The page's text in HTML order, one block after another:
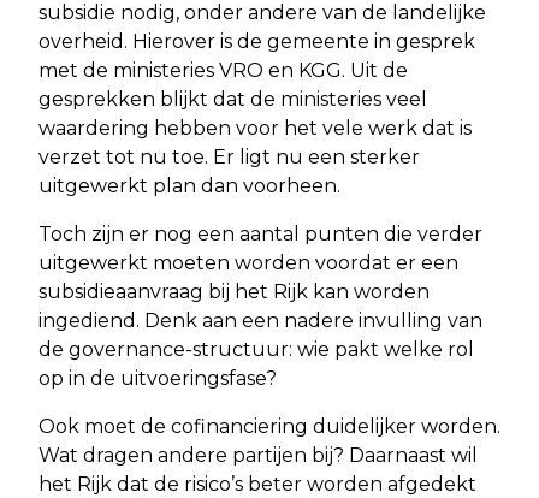
subsidie nodig, onder andere van de landelijke
overheid. Hierover is de gemeente in gesprek
met de ministeries VRO en KGG. Uit de
gesprekken blijkt dat de ministeries veel
waardering hebben voor het vele werk dat is
verzet tot nu toe. Er ligt nu een sterker
uitgewerkt plan dan voorheen.
Toch zijn er nog een aantal punten die verder
uitgewerkt moeten worden voordat er een
subsidieaanvraag bij het Rijk kan worden
ingediend. Denk aan een nadere invulling van
de governance-structuur: wie pakt welke rol
op in de uitvoeringsfase?
Ook moet de cofinanciering duidelijker worden.
Wat dragen andere partijen bij? Daarnaast wil
het Rijk dat de risico’s beter worden afgedekt